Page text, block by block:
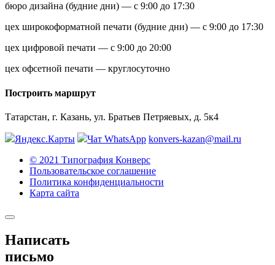
бюро дизайна (будние дни) — с 9:00 до 17:30
цех широкоформатной печати (будние дни) — с 9:00 до 17:30
цех цифровой печати — с 9:00 до 20:00
цех офсетной печати — круглосуточно
Построить маршрут
Татарстан, г. Казань, ул. Братьев Петряевых, д. 5к4
Яндекс.Карты Чат WhatsApp konvers-kazan@mail.ru
© 2021 Типография Конверс
Пользовательское соглашение
Политика конфиденциальности
Карта сайта
Написать
письмо